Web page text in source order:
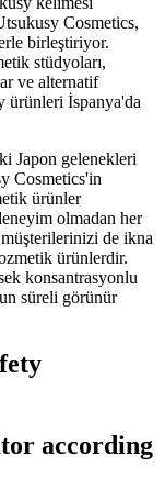
Cosmetics,
birleştiriyor.
stüdyoları,
ve alternatif
ürünleri İspanya'da
Japon gelenekleri
Cosmetics'in
ürünler
olmadan her
de ikna
ürünlerdir.
konsantrasyonlu
süreli görünür
according